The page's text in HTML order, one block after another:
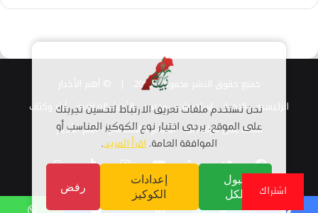
جميع حقوق النشر محفوظة 2026 |
الرئيسية
الاخبار اسلاميات مجتمع الأخبار الرياضية أراء وكتاب
قناتنا على الواتساب استمارة الانضمام – أهم الأخبار
فيسبوكتويتر لينكدإنيوتيوبانستقرامTikTokواتساب
نحن نستخدم ملفات تعريف الارتباط لتحسين تجربتك
على الموقع. يرجى اختيار نوع الكوكيز المناسب أو
الموافقة العامة.اقرأ المزيد.
قبول
الكل
إعدادات
الكوكيز
رفض اشتراك